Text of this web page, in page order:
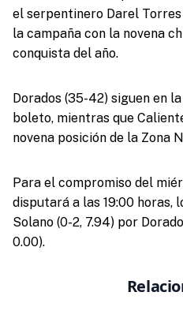
el serpentinero Darel
la campaña con la novena
conquista del año.
Dorados (35-42) siguen en
boleto, mientras que
novena posición de la Zona
Para el compromiso del
disputará a las 19:00 horas,
Solano (0-2, 7.94) por
0.00).